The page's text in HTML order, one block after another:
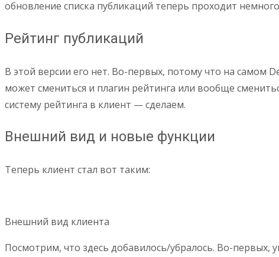
обновление списка публикаций теперь проходит
Рейтинг публикаций
В этой версии его нет. Во-первых, потому что на самом
может смениться и плагин рейтинга или вообще
систему рейтинга в клиент — сделаем.
Внешний вид и новые функции
Теперь клиент стал вот таким:
Внешний вид клиента
Посмотрим, что здесь добавилось/убралось. Во-первых,